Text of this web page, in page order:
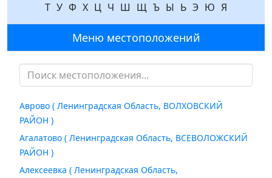
Т У Ф Х Ц Ч Ш Щ Ъ Ы Ь Э Ю Я
Меню местоположений
Аврово ( Ленинградская Область, ВОЛХОВСКИЙ
РАЙОН )
Агалатово ( Ленинградская Область, ВСЕВОЛОЖСКИЙ
РАЙОН )
Алексеевка ( Ленинградская Область,